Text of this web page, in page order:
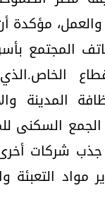
مؤكدة
المجتمع
المدينة
السكنى
شركات
مواد التعبئة